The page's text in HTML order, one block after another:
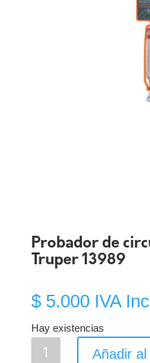
Probador de
Truper 13989
$5.000 IVA
Hay existencias
Probador
Añadir